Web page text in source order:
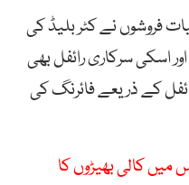
فروشوں نے کٹر بلیڈ کی
اسکی سرکاری رائفل بھی
کے ذریعے فائرنگ کی
میں کالی بھیڑوں کا